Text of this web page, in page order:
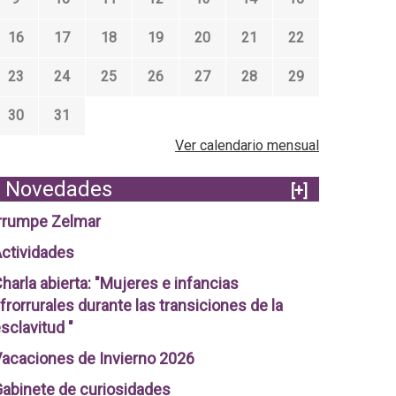
16 17 18 19 20 21 22
23 24 25 26 27 28 29
30
31
Ver calendario mensual
Novedades
[+]
Zelmar
abierta: "Mujeres e infancias
durante las transiciones de la
"
de Invierno 2026
de curiosidades